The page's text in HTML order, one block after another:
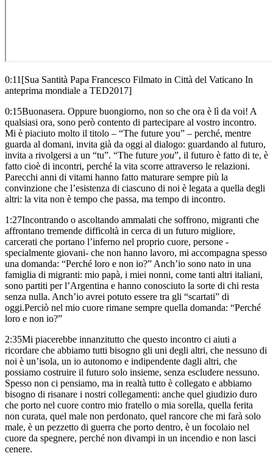
0:11 [Sua Santità Papa Francesco Filmato in Città del Vaticano In
anteprima mondiale a TED2017]
0:15Buonasera. Oppure buongiorno, non so che ora è lì da voi! A
qualsiasi ora, sono però contento di partecipare al vostro incontro.
Mi è piaciuto molto il titolo – “The future you” – perché, mentre
guarda al domani, invita già da oggi al dialogo: guardando al futuro,
invita a rivolgersi a un “tu”. “The future you”, il futuro è fatto di te, è
fatto cioè di incontri, perché la vita scorre attraverso le relazioni.
Parecchi anni di vitami hanno fatto maturare sempre più la
convinzione che l’esistenza di ciascuno di noi è legata a quella degli
altri: la vita non è tempo che passa, ma tempo di incontro.
1:27Incontrando o ascoltando ammalati che soffrono, migranti che
affrontano tremende difficoltà in cerca di un futuro migliore,
carcerati che portano l’inferno nel proprio cuore, persone -
specialmente giovani- che non hanno lavoro, mi accompagna spesso
una domanda: “Perché loro e non io?” Anch’io sono nato in una
famiglia di migranti: mio papà, i miei nonni, come tanti altri italiani,
sono partiti per l’Argentina e hanno conosciuto la sorte di chi resta
senza nulla. Anch’io avrei potuto essere tra gli “scartati” di
oggi.Perciò nel mio cuore rimane sempre quella domanda: “Perché
loro e non io?”
2:35Mi piacerebbe innanzitutto che questo incontro ci aiuti a
ricordare che abbiamo tutti bisogno gli uni degli altri, che nessuno di
noi è un’isola, un io autonomo e indipendente dagli altri, che
possiamo costruire il futuro solo insieme, senza escludere nessuno.
Spesso non ci pensiamo, ma in realtà tutto è collegato e abbiamo
bisogno di risanare i nostri collegamenti: anche quel giudizio duro
che porto nel cuore contro mio fratello o mia sorella, quella ferita
non curata, quel male non perdonato, quel rancore che mi farà solo
male, è un pezzetto di guerra che porto dentro, è un focolaio nel
cuore da spegnere, perché non divampi in un incendio e non lasci
cenere.